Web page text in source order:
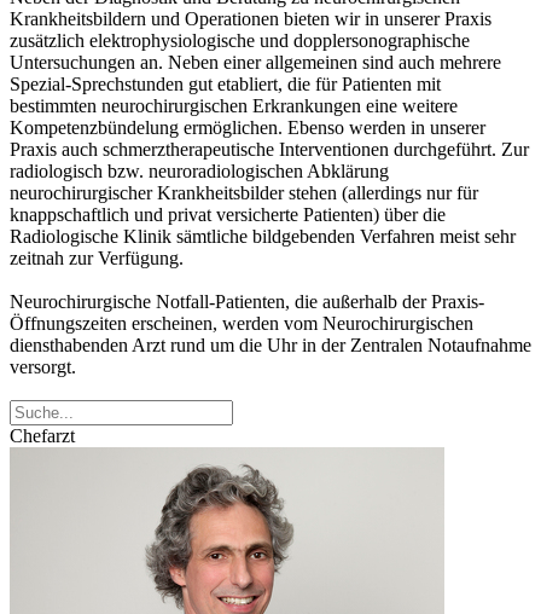
Krankheitsbildern und Operationen bieten wir in unserer Praxis
zusätzlich elektrophysiologische und dopplersonographische
Untersuchungen an. Neben einer allgemeinen sind auch mehrere
Spezial-Sprechstunden gut etabliert, die für Patienten mit
bestimmten neurochirurgischen Erkrankungen eine weitere
Kompetenzbündelung ermöglichen. Ebenso werden in unserer
Praxis auch schmerztherapeutische Interventionen durchgeführt. Zur
radiologisch bzw. neuroradiologischen Abklärung
neurochirurgischer Krankheitsbilder stehen (allerdings nur für
knappschaftlich und privat versicherte Patienten) über die
Radiologische Klinik sämtliche bildgebenden Verfahren meist sehr
zeitnah zur Verfügung.
Neurochirurgische Notfall-Patienten, die außerhalb der Praxis-
Öffnungszeiten erscheinen, werden vom Neurochirurgischen
diensthabenden Arzt rund um die Uhr in der Zentralen Notaufnahme
versorgt.
Chefarzt